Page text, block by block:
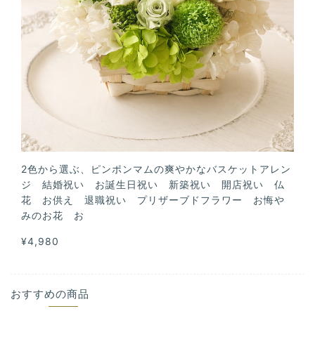
2色から選ぶ、ピンポンマムの爽やかなバスケットアレン
ジ 結婚祝い お誕生日祝い 新築祝い 開店祝い 仏
花 お供え 退職祝い プリザーブドフラワー お悔や
みのお花 お
¥4,980
おすすめの商品